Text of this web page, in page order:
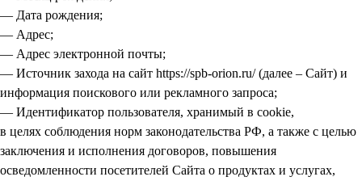
— Дата рождения;
— Адрес;
— Адрес электронной почты;
— Источник захода на сайт https://spb-orion.ru/ (далее – Сайт) и
информация поискового или рекламного запроса;
— Идентификатор пользователя, хранимый в cookie,
в целях соблюдения норм законодательства РФ, а также с целью
заключения и исполнения договоров, повышения
осведомленности посетителей Сайта о продуктах и услугах,